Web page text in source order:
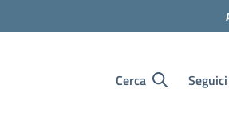
Cerca